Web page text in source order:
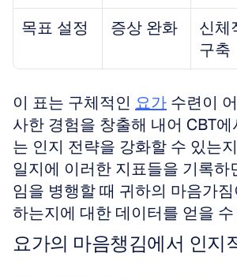
목표 설정
증상 완화
신체
구축
이 표는 구체적인 요가 수련이
사한 경험을 창출해 내어 CBT
는 인지 전략을 강화할 수 있는
일지에 이러한 지표들을 기록하
임을 병행할 때 귀하의 마음가
하는지에 대한 데이터를 얻을
요가의 마음챙김에서 인지